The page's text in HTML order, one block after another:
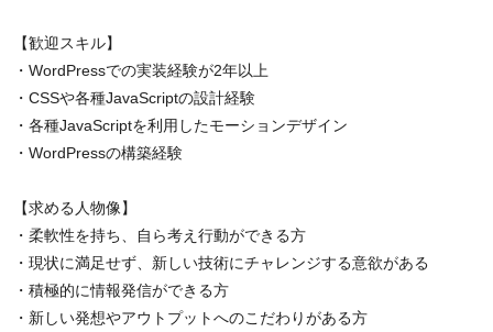
【歓迎スキル】
・WordPressでの実装経験が2年以上
・CSSや各種JavaScriptの設計経験
・各種JavaScriptを利用したモーションデザイン
・WordPressの構築経験
【求める人物像】
・柔軟性を持ち、自ら考え行動ができる方
・現状に満足せず、新しい技術にチャレンジする意欲がある
・積極的に情報発信ができる方
・新しい発想やアウトプットへのこだわりがある方